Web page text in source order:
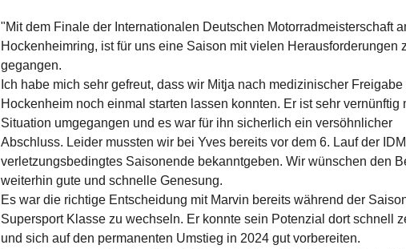
"Mit dem Finale der Internationalen Deutschen Motorradmeisterschaft
Hockenheimring, ist für uns eine Saison mit vielen Herausforderungen
gegangen.
Ich habe mich sehr gefreut, dass wir Mitja nach medizinischer Freigabe
Hockenheim noch einmal starten lassen konnten. Er ist sehr vernünftig
Situation umgegangen und es war für ihn sicherlich ein versöhnlicher
Abschluss. Leider mussten wir bei Yves bereits vor dem 6. Lauf der
verletzungsbedingtes Saisonende bekanntgeben. Wir wünschen den
weiterhin gute und schnelle Genesung.
Es war die richtige Entscheidung mit Marvin bereits während der
Supersport Klasse zu wechseln. Er konnte sein Potenzial dort schnell
und sich auf den permanenten Umstieg in 2024 gut vorbereiten.